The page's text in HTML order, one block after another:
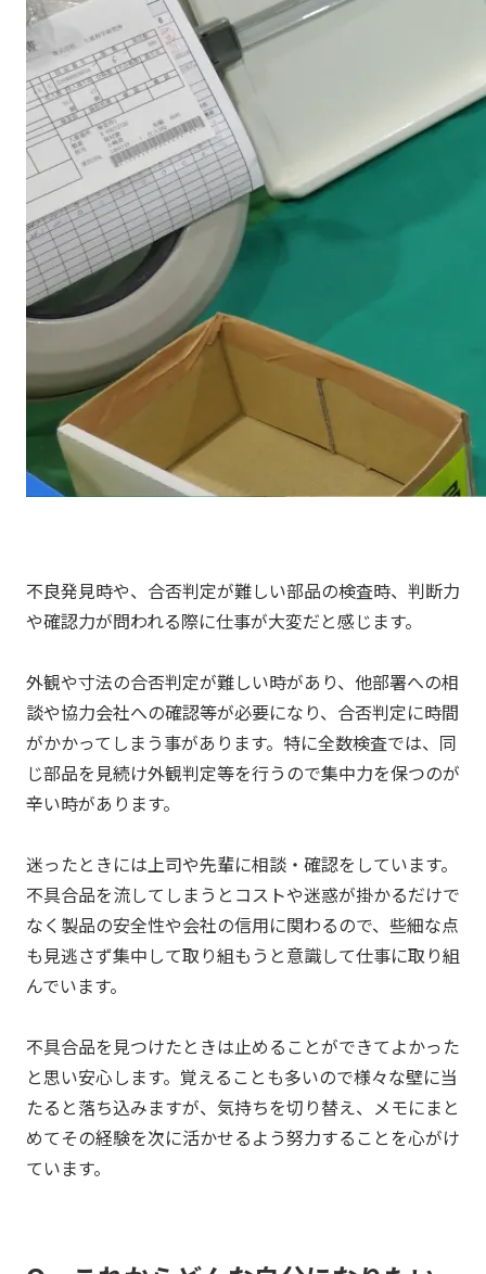
不良発見時や、合否判定が難しい部品の検査時、判断力
や確認力が問われる際に仕事が大変だと感じます。
外観や寸法の合否判定が難しい時があり、他部署への相
談や協力会社への確認等が必要になり、合否判定に時間
がかかってしまう事があります。特に全数検査では、同
じ部品を見続け外観判定等を行うので集中力を保つのが
辛い時があります。
迷ったときには上司や先輩に相談・確認をしています。
不具合品を流してしまうとコストや迷惑が掛かるだけで
なく製品の安全性や会社の信用に関わるので、些細な点
も見逃さず集中して取り組もうと意識して仕事に取り組
んでいます。
不具合品を見つけたときは止めることができてよかった
と思い安心します。覚えることも多いので様々な壁に当
たると落ち込みますが、気持ちを切り替え、メモにまと
めてその経験を次に活かせるよう努力することを心がけ
ています。